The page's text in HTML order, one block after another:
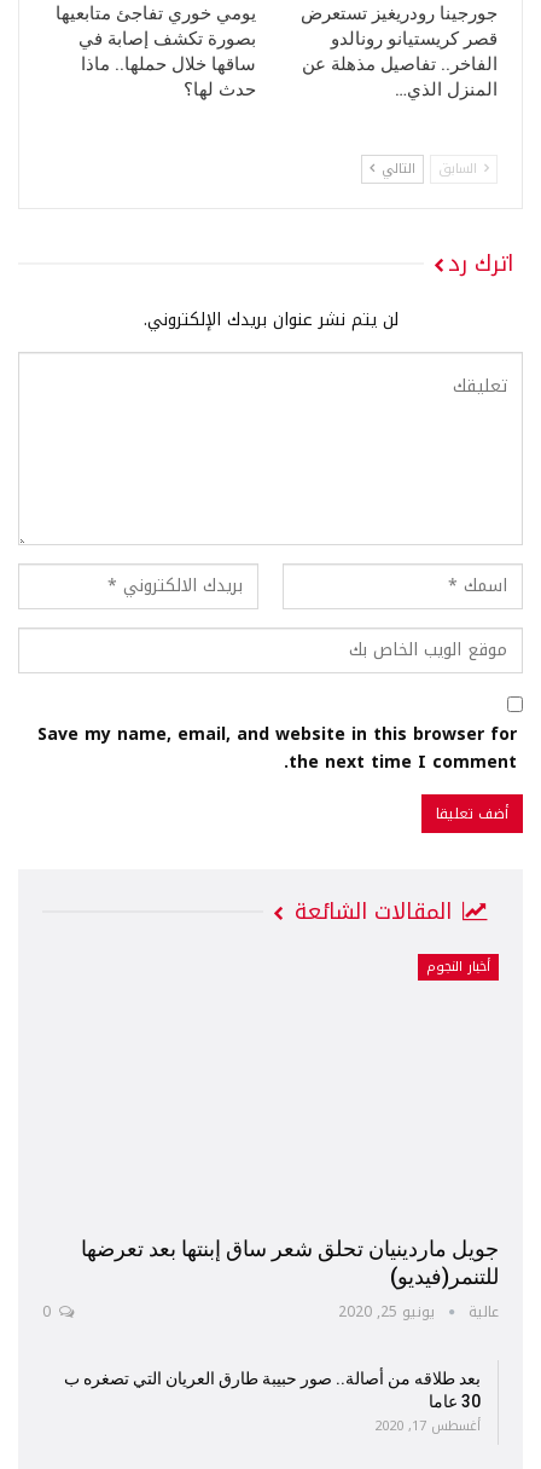
جورجينا رودريغيز تستعرض
قصر كريستيانو رونالدو
الفاخر.. تفاصيل مذهلة عن
المنزل الذي…
يومي خوري تفاجئ متابعيها
بصورة تكشف إصابة في
ساقها خلال حملها.. ماذا
حدث لها؟
السابق التالي
اترك رد
لن يتم نشر عنوان بريدك الإلكتروني.
Save my name, email, and website in this browser for
the next time I comment.
المقالات الشائعة
أخبار النجوم
جويل ماردينيان تحلق شعر ساق إبنتها بعد تعرضها
للتنمر(فيديو)
عالية يونيو 25, 2020
بعد طلاقه من أصالة.. صور حبيبة طارق العريان التي تصغره ب
30 عاما
أغسطس 17, 2020